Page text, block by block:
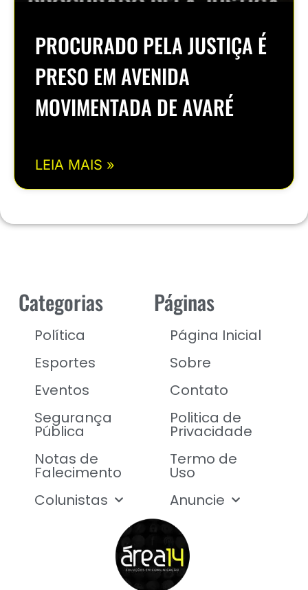
PROCURADO PELA JUSTIÇA É
PRESO EM AVENIDA
MOVIMENTADA DE AVARÉ
LEIA MAIS »
Categorias
Política
Esportes
Eventos
Segurança
Pública
Notas de
Falecimento
Colunistas
Páginas
Página Inicial
Sobre
Contato
Politica de
Privacidade
Termo de
Uso
Anuncie